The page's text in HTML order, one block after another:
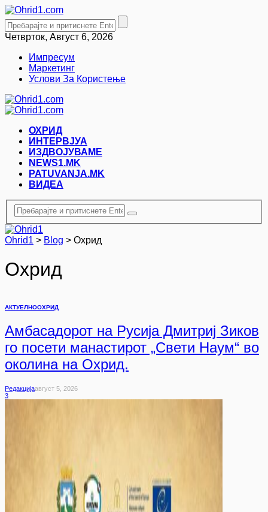
Четврток, Август 6, 2026
Импресум
Маркетинг
Услови За Користење
ОХРИД
ИНТЕРВЈУА
ИЗДВОЈУВАМЕ
NEWS1.MK
PATUVANJA.MK
ВИДЕА
Ohrid1 > Blog > Охрид
Охрид
АКТУЕЛНООХРИД
Амбасадорот на Русија Дмитриј Зиков
го посети манастирот „Свети Наум“ во
околина на Охрид.
РедакцијаАвгуст 5, 2026
3